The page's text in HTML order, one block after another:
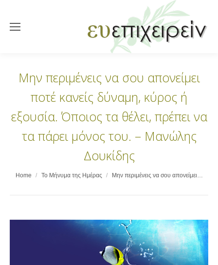
Μην περιμένεις να σου απονείμει
ποτέ κανείς δύναμη, κύρος ή
εξουσία. Όποιος τα θέλει, πρέπει να
τα πάρει μόνος του. – Μανώλης
Δουκίδης
You are here:
Home Το Μήνυμα της Ημέρας Μην περιμένεις να σου απονείμει…